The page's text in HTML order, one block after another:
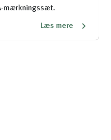
mærkningssæt.
Læs mere